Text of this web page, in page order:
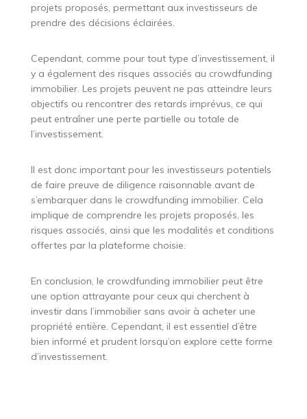
projets proposés, permettant aux investisseurs de
prendre des décisions éclairées.
Cependant, comme pour tout type d’investissement, il
y a également des risques associés au crowdfunding
immobilier. Les projets peuvent ne pas atteindre leurs
objectifs ou rencontrer des retards imprévus, ce qui
peut entraîner une perte partielle ou totale de
l’investissement.
Il est donc important pour les investisseurs potentiels
de faire preuve de diligence raisonnable avant de
s’embarquer dans le crowdfunding immobilier. Cela
implique de comprendre les projets proposés, les
risques associés, ainsi que les modalités et conditions
offertes par la plateforme choisie.
En conclusion, le crowdfunding immobilier peut être
une option attrayante pour ceux qui cherchent à
investir dans l’immobilier sans avoir à acheter une
propriété entière. Cependant, il est essentiel d’être
bien informé et prudent lorsqu’on explore cette forme
d’investissement.